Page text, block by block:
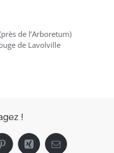
de l’Arboretum)
de Lavolville
!
PinterestXing Email